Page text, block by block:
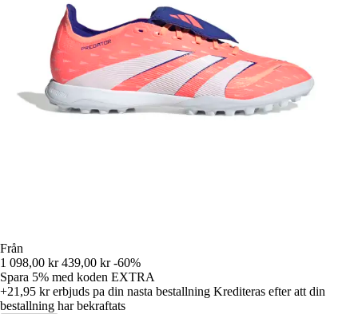
Från
1 098,00 kr 439,00 kr -60%
Spara 5% med koden EXTRA
+21,95 krerbjuds pa din nasta bestallning Krediteras efter att din
bestallning har bekraftats